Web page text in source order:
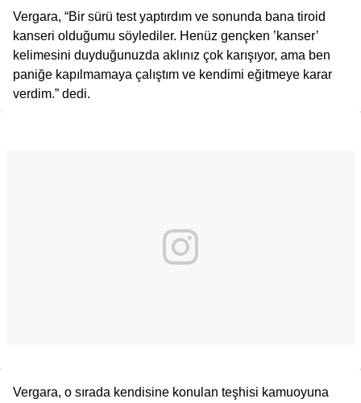
Vergara, “Bir sürü test yaptırdım ve sonunda bana tiroid
kanseri olduğumu söylediler. Henüz gençken ’kanser’
kelimesini duyduğunuzda aklınız çok karışıyor, ama ben
paniğe kapılmamaya çalıştım ve kendimi eğitmeye karar
verdim.” dedi.
Vergara, o sırada kendisine konulan teşhisi kamuoyuna